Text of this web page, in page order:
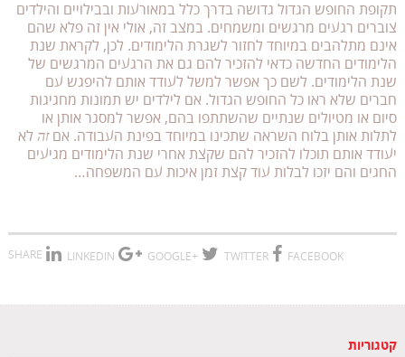
תקופת החופש הגדול גדושה בדרך כלל במאורעות ובבילויים והילדים
צוברים רגעים מרגשים ומשמחים. במצב זה, אולי אין זה פלא שהם
אינם מתלהבים במיוחד לחזור לשגרת הלימודים. לכן, לקראת שנת
הלימודים החדשה כדאי להזכיר להם גם את הרגעים המרגשים של
שנת הלימודים. לשם כך אפשר למשל לעודד אותם להיפגש עם
חברים שלא ראו כל החופש הגדול. אם לילדים יש תמונות מחגיגות
סיום או מטיולים שנתיים שהשתתפו בהם, אפשר למסגר אותן או
לתלות אותן בלוח השראה שתכינו במיוחד בפינת העבודה. אםזהלא
יעודד אותם תוכלו להזכיר להם שקצת אחרי שנת הלימודים מגיעים
החגים והם יזכו לבלות עוד קצת זמן איכות עם המשפחה…
SHARE LINKEDIN +GOOGLE TWITTER FACEBOOK
קטגוריות